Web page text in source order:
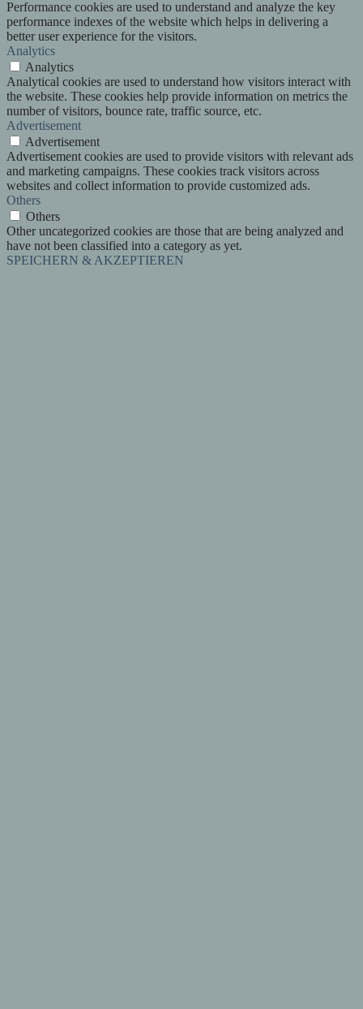
Performance cookies are used to understand and analyze the key
performance indexes of the website which helps in delivering a
better user experience for the visitors.
Analytics
Analytics
Analytical cookies are used to understand how visitors interact with
the website. These cookies help provide information on metrics the
number of visitors, bounce rate, traffic source, etc.
Advertisement
Advertisement
Advertisement cookies are used to provide visitors with relevant ads
and marketing campaigns. These cookies track visitors across
websites and collect information to provide customized ads.
Others
Others
Other uncategorized cookies are those that are being analyzed and
have not been classified into a category as yet.
SPEICHERN & AKZEPTIEREN